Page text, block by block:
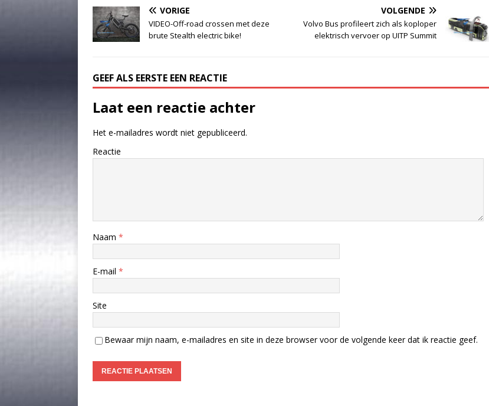
VORIGE
VIDEO-Off-road crossen met deze
brute Stealth electric bike!
VOLGENDE
Volvo Bus profileert zich als koploper
elektrisch vervoer op UITP Summit
GEEF ALS EERSTE EEN REACTIE
Laat een reactie achter
Het e-mailadres wordt niet gepubliceerd.
Reactie
Naam *
E-mail *
Site
Bewaar mijn naam, e-mailadres en site in deze browser voor de volgende keer dat ik reactie geef.